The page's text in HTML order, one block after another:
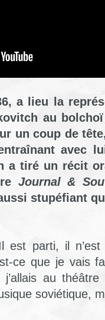
a lieu la
au
un coup de
avec
a tiré un récit
Journal &
stupéfiant
parti, il n’est
ce que je vais
au
soviétique,